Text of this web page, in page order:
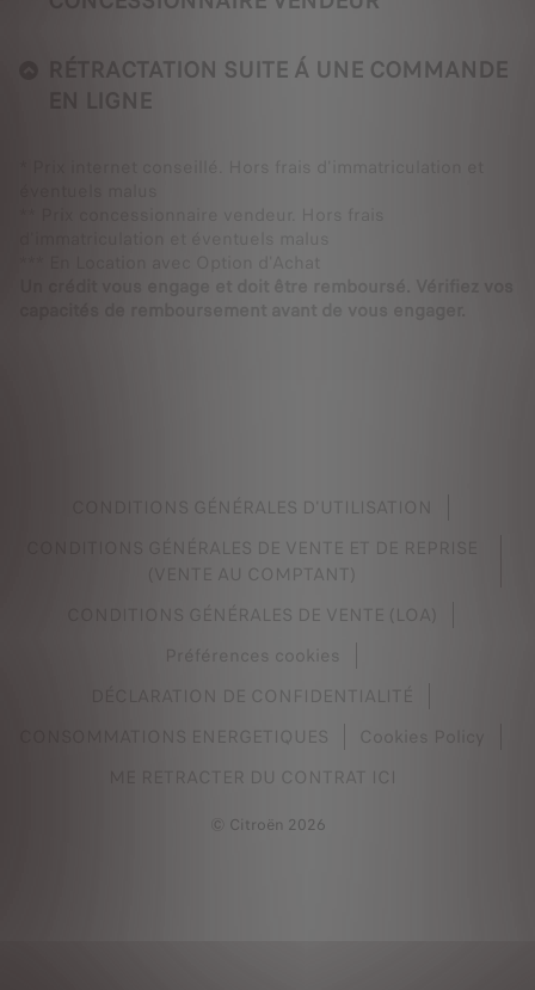
RÉTRACTATION SUITE Á UNE COMMANDE
EN LIGNE
CONDITIONS GÉNÉRALES D'UTILISATION
CONDITIONS GÉNÉRALES DE VENTE ET DE REPRISE
(VENTE AU COMPTANT)
CONDITIONS GÉNÉRALES DE VENTE (LOA)
Préférences cookies
DÉCLARATION DE CONFIDENTIALITÉ
CONSOMMATIONS ENERGETIQUES
ME RETRACTER DU CONTRAT ICI
© Citroën 2026